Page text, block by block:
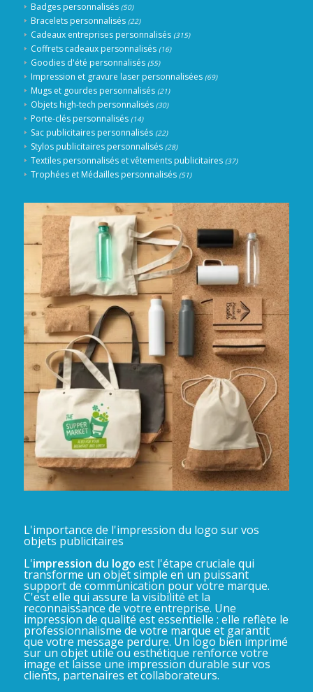
Badges personnalisés (50)
Bracelets personnalisés (22)
Cadeaux entreprises personnalisés (315)
Coffrets cadeaux personnalisés (16)
Goodies d'été personnalisés (55)
Impression et gravure laser personnalisées (69)
Mugs et gourdes personnalisés (21)
Objets high-tech personnalisés (30)
Porte-clés personnalisés (14)
Sac publicitaires personnalisés (22)
Stylos publicitaires personnalisés (28)
Textiles personnalisés et vêtements publicitaires (37)
Trophées et Médailles personnalisés (51)
L'importance de l'impression du logo sur vos
objets publicitaires
L'impression du logo est l'étape cruciale qui
transforme un objet simple en un puissant
support de communication pour votre marque.
C'est elle qui assure la visibilité et la
reconnaissance de votre entreprise. Une
impression de qualité est essentielle : elle reflète le
professionnalisme de votre marque et garantit
que votre message perdure. Un logo bien imprimé
sur un objet utile ou esthétique renforce votre
image et laisse une impression durable sur vos
clients, partenaires et collaborateurs.